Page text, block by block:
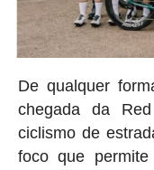
De qualquer
chegada da
ciclismo de
foco que